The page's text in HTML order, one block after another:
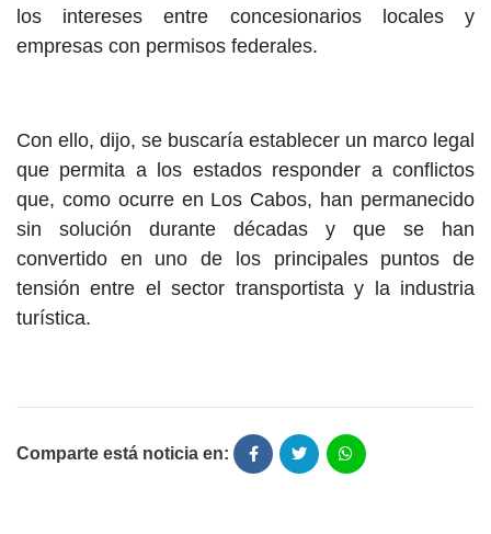
los intereses entre concesionarios locales y
empresas con permisos federales.
Con ello, dijo, se buscaría establecer un marco legal
que permita a los estados responder a conflictos
que, como ocurre en Los Cabos, han permanecido
sin solución durante décadas y que se han
convertido en uno de los principales puntos de
tensión entre el sector transportista y la industria
turística.
Comparte está noticia en: